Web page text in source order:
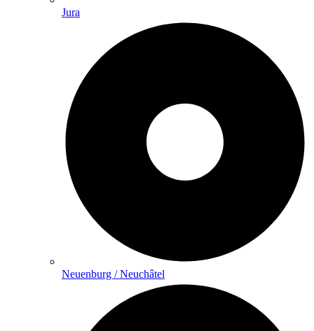
Jura
Neuenburg / Neuchâtel